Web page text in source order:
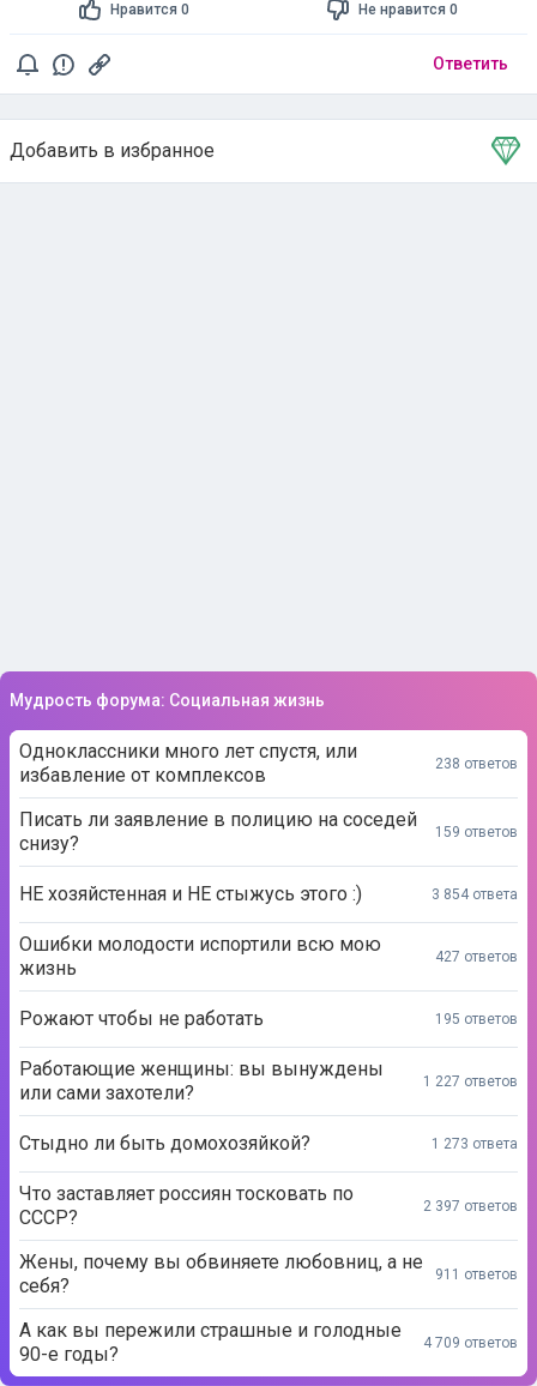
Нравится 0 Не нравится 0
Ответить
Добавить в избранное
Тема в избранном
Мудрость форума: Социальная жизнь
Одноклассники много лет спустя, или
избавление от комплексов
238 ответов
Писать ли заявление в полицию на соседей
снизу?
159 ответов
НЕ хозяйстенная и НЕ стыжусь этого :) 3 854 ответа
Ошибки молодости испортили всю мою
жизнь
427 ответов
Рожают чтобы не работать 195 ответов
Работающие женщины: вы вынуждены
или сами захотели?
1 227 ответов
Стыдно ли быть домохозяйкой? 1 273 ответа
Что заставляет россиян тосковать по
СССР?
2 397 ответов
Жены, почему вы обвиняете любовниц, а не
себя?
911 ответов
А как вы пережили страшные и голодные
90-е годы?
4 709 ответов